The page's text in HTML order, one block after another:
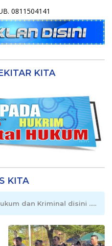
IKLAN HUB. 0811504141
KITA
KITA
dan Kriminal disini .....